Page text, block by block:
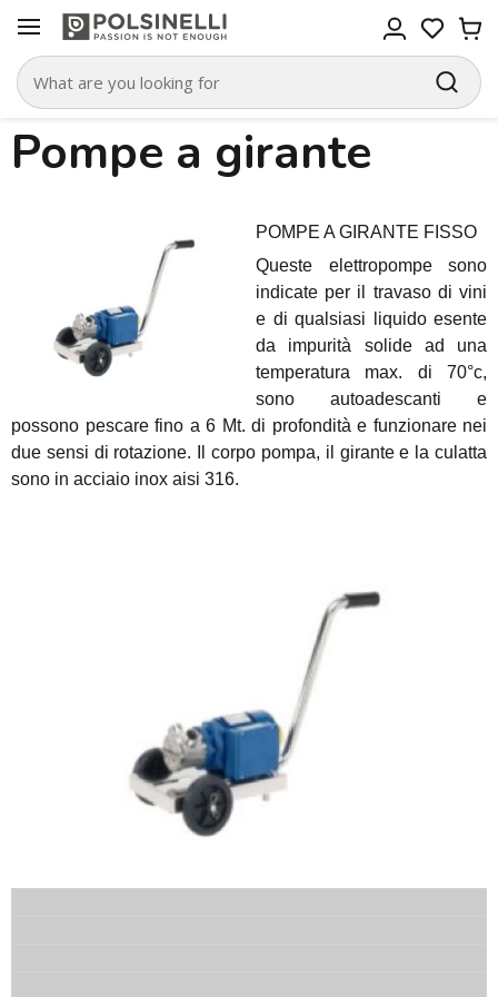
Pompe a girante
POMPE A GIRANTE FISSO
Queste elettropompe sono
indicate per il travaso di vini
e di qualsiasi liquido esente
da impurità solide ad una
temperatura max. di 70°c,
sono autoadescanti e
possono pescare fino a 6 Mt. di profondità e funzionare nei
due sensi di rotazione. Il corpo pompa, il girante e la culatta
sono in acciaio inox aisi 316.